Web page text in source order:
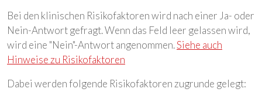
Bei den klinischen Risikofaktoren wird nach einer Ja- oder
Nein-Antwort gefragt. Wenn das Feld leer gelassen wird,
wird eine "Nein"-Antwort angenommen.Siehe auch
Hinweise zu Risikofaktoren
Dabei werden folgende Risikofaktoren zugrunde gelegt: